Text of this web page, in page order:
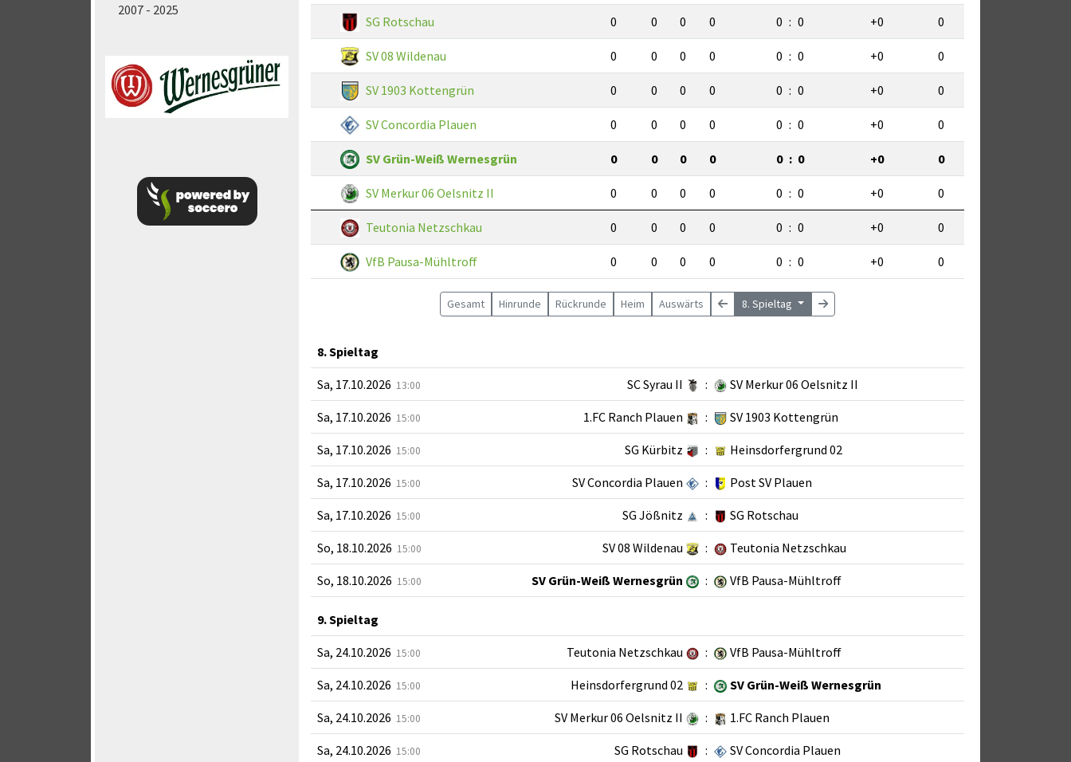
2007 - 2025
SG Rotschau 0 0 0 0 0 : 0 +0 0
SV 08 Wildenau 0 0 0 0 0 : 0 +0 0
SV 1903 Kottengrün 0 0 0 0 0 : 0 +0 0
SV Concordia Plauen 0 0 0 0 0 : 0 +0 0
SV Grün-Weiß Wernesgrün 0 0 0 0 0 : 0 +0 0
SV Merkur 06 Oelsnitz II 0 0 0 0 0 : 0 +0 0
Teutonia Netzschkau 0 0 0 0 0 : 0 +0 0
VfB Pausa-Mühltroff 0 0 0 0 0 : 0 +0 0
Gesamt Hinrunde Rückrunde Heim Auswärts 8. Spieltag
8. Spieltag
Sa, 17.10.2026 13:00 SC Syrau II : SV Merkur 06 Oelsnitz II
Sa, 17.10.2026 15:00 1.FC Ranch Plauen : SV 1903 Kottengrün
Sa, 17.10.2026 15:00 SG Kürbitz : Heinsdorfergrund 02
Sa, 17.10.2026 15:00 SV Concordia Plauen : Post SV Plauen
Sa, 17.10.2026 15:00 SG Jößnitz : SG Rotschau
So, 18.10.2026 15:00 SV 08 Wildenau : Teutonia Netzschkau
So, 18.10.2026 15:00 SV Grün-Weiß Wernesgrün : VfB Pausa-Mühltroff
9. Spieltag
Sa, 24.10.2026 15:00 Teutonia Netzschkau : VfB Pausa-Mühltroff
Sa, 24.10.2026 15:00 Heinsdorfergrund 02 : SV Grün-Weiß Wernesgrün
Sa, 24.10.2026 15:00 SV Merkur 06 Oelsnitz II : 1.FC Ranch Plauen
Sa, 24.10.2026 15:00 SG Rotschau : SV Concordia Plauen